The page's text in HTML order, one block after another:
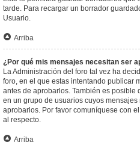
tarde. Para recargar un borrador
Usuario.
Arriba
¿Por qué mis mensajes necesitan ser
La Administración del foro tal vez ha
foro, en el que estas intentando publicar
antes de aprobarlos. También es
en un grupo de usuarios cuyos
aprobarlos. Por favor comuníquese con
al respecto.
Arriba